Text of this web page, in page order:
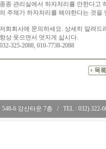
종종 관리실에서 하자처리를 안한다고
의 주체가 하자처리를 해야한다는 것을
저희회사에 문의하세요. 상세히 알려드
항상 웃으면서 멋지게 삷시다.
032-325-2088, 010-7738-2088
6 강산타운 7층 / TEL : 032) 322-